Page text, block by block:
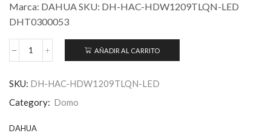
Marca: DAHUA SKU: DH-HAC-HDW1209TLQN-LED
DHT0300053
AÑADIR AL CARRITO
SKU: DH-HAC-HDW1209TLQN-LED
Category: Domo
DAHUA